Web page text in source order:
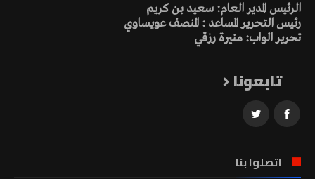
الرئيس المدير العام: سعيد بن كريم
رئيس التحرير المساعد : المنصف عويساوي
تحرير الواب: منيرة رزقي
تابعونا
اتصلوا بنا